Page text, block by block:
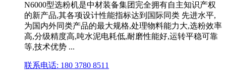
N6000型选粉机是中材装备集团完全拥有自主知识产权
的新产品,其各项设计性能指标达到国际同类 先进水平,
为国内外同类产品的最大规格,处理物料能力大,选粉效率
高,分级精度高,吨水泥电耗低,耐磨性能好,运转平稳可靠
等,技术优势 ...
联系电话: 180 3780 8511